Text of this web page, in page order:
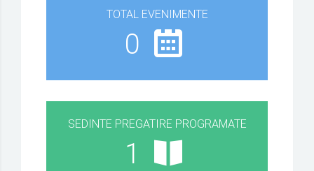
TOTAL EVENIMENTE
0
SEDINTE PREGATIRE PROGRAMATE
1